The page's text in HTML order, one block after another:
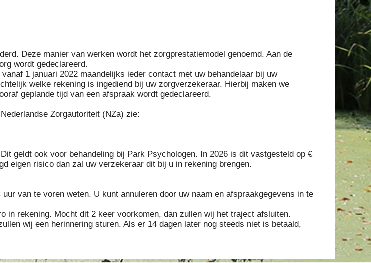
Deze manier van werken wordt het zorgprestatiemodel genoemd. Aan de
wordt gedeclareerd.
1 januari 2022 maandelijks ieder contact met uw behandelaar bij uw
welke rekening is ingediend bij uw zorgverzekeraar. Hierbij maken we
geplande tijd van een afspraak wordt gedeclareerd.
Zorgautoriteit (NZa) zie:
geldt ook voor behandeling bij Park Psychologen. In 2026 is dit vastgesteld op €
eigen risico dan zal uw verzekeraar dit bij u in rekening brengen.
van te voren weten. U kunt annuleren door uw naam en afspraakgegevens in te
in rekening. Mocht dit 2 keer voorkomen, dan zullen wij het traject afsluiten.
wij een herinnering sturen. Als er 14 dagen later nog steeds niet is betaald,